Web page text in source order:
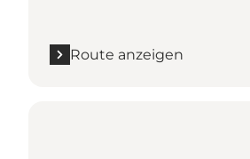
Route anzeigen